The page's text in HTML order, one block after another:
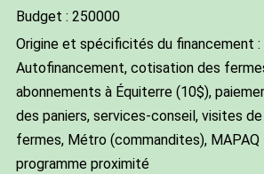
Budget : 250000
Origine et spécificités du financement :
Autofinancement, cotisation des
abonnements à Équiterre (10$),
des paniers, services-conseil, visites de
fermes, Métro (commandites), MAPAQ
programme proximité